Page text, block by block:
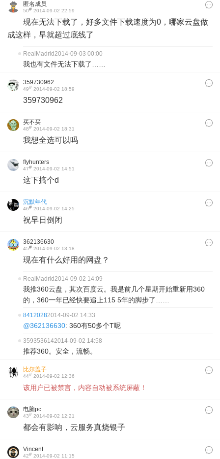
匿名成员
50# 2014-09-02 22:59
现在无法下载了，好多文件下载速度为0，哪家云盘做
成这样，早就超过底线了
RealMadrid2014-09-03 00:00
我也有文件无法下载了……
359730962
49# 2014-09-02 18:59
359730962
买不买
48# 2014-09-02 18:31
我想全选可以吗
flyhunters
47# 2014-09-02 14:51
这下搞个d
沉默年代
46# 2014-09-02 14:25
祝早日倒闭
362136630
45# 2014-09-02 13:18
现在有什么好用的网盘？
RealMadrid2014-09-02 14:09
我推360云盘，其次百度云。我是前几个星期开始重新用360
的，360一年已经快要追上115 5年的脚步了……
84120282014-09-02 14:33
@362136630: 360有50多个T呢
3593536142014-09-02 14:58
推荐360。安全，流畅。
比尔盖子
44# 2014-09-02 12:36
该用户已被禁言，内容自动被系统屏蔽！
电脑pc
43# 2014-09-02 12:21
都会有影响，云服务真烧银子
Vincent
42# 2014-09-02 11:15